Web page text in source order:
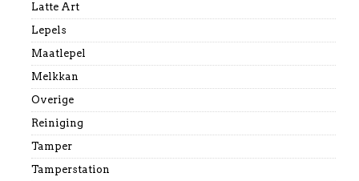
Latte Art
Lepels
Maatlepel
Melkkan
Overige
Reiniging
Tamper
Tamperstation